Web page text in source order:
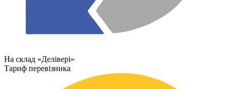
На склад «Делівері»
Тариф перевізника